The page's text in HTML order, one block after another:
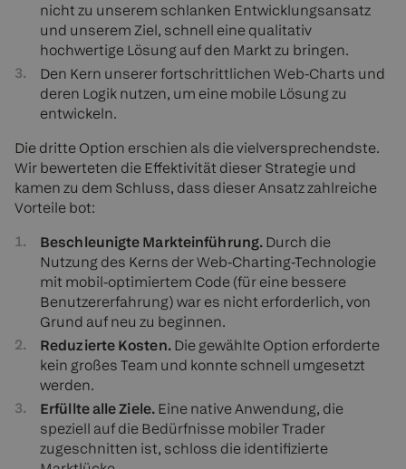
nicht zu unserem schlanken Entwicklungsansatz
und unserem Ziel, schnell eine qualitativ
hochwertige Lösung auf den Markt zu bringen.
Den Kern unserer fortschrittlichen Web-Charts und
deren Logik nutzen, um eine mobile Lösung zu
entwickeln.
Die dritte Option erschien als die vielversprechendste.
Wir bewerteten die Effektivität dieser Strategie und
kamen zu dem Schluss, dass dieser Ansatz zahlreiche
Vorteile bot:
Beschleunigte Markteinführung. Durch die
Nutzung des Kerns der Web-Charting-Technologie
mit mobil-optimiertem Code (für eine bessere
Benutzererfahrung) war es nicht erforderlich, von
Grund auf neu zu beginnen.
Reduzierte Kosten. Die gewählte Option erforderte
kein großes Team und konnte schnell umgesetzt
werden.
Erfüllte alle Ziele. Eine native Anwendung, die
speziell auf die Bedürfnisse mobiler Trader
zugeschnitten ist, schloss die identifizierte